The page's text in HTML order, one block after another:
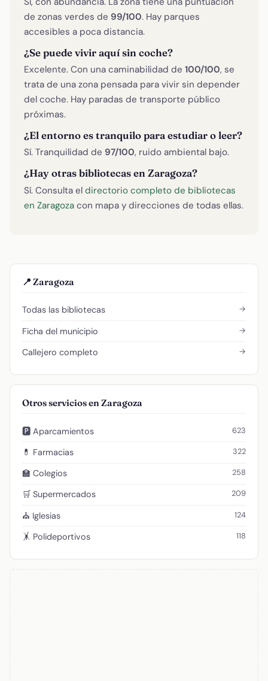
de zonas verdes de 99/100. Hay parques
accesibles a poca distancia.
¿Se puede vivir aquí sin coche?
Excelente. Con una caminabilidad de 100/100, se
trata de una zona pensada para vivir sin depender
del coche. Hay paradas de transporte público
próximas.
¿El entorno es tranquilo para estudiar o leer?
Sí. Tranquilidad de 97/100, ruido ambiental bajo.
¿Hay otras bibliotecas en Zaragoza?
Sí. Consulta el directorio completo de bibliotecas
en Zaragoza con mapa y direcciones de todas ellas.
📍 Zaragoza
Todas las bibliotecas →
Ficha del municipio →
Callejero completo →
Otros servicios en Zaragoza
🅿️ Aparcamientos 623
💊 Farmacias 322
🏫 Colegios 258
🛒 Supermercados 209
⛪ Iglesias 124
🤸 Polideportivos 118